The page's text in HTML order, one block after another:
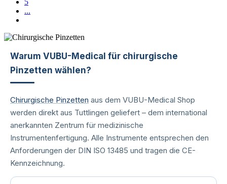
...
Warum VUBU-Medical für chirurgische
Pinzetten wählen?
Chirurgische Pinzetten aus dem VUBU-Medical Shop
werden direkt aus Tuttlingen geliefert – dem international
anerkannten Zentrum für medizinische
Instrumentenfertigung. Alle Instrumente entsprechen den
Anforderungen der DIN ISO 13485 und tragen die CE-
Kennzeichnung.